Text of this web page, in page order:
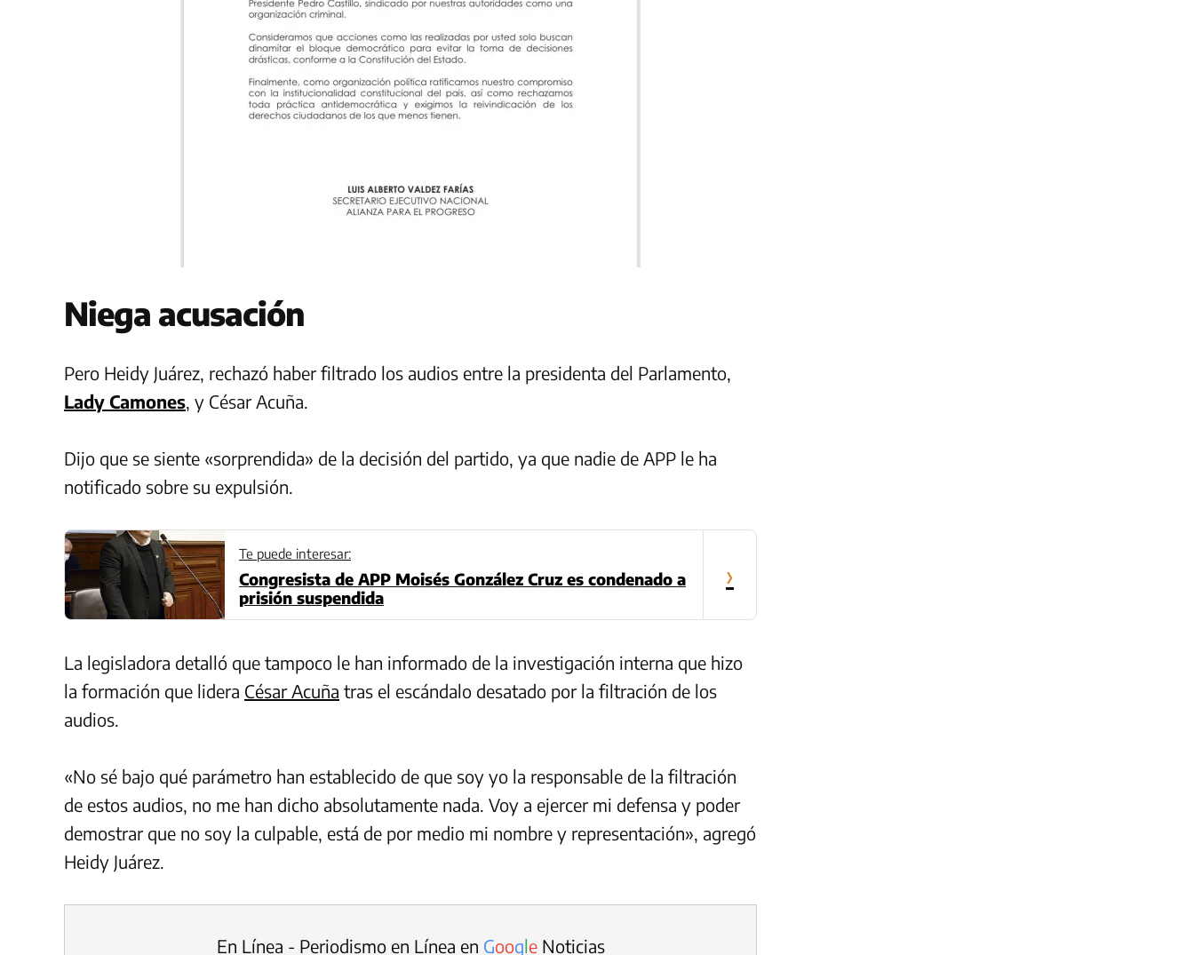
Niega acusación
Pero Heidy Juárez, rechazó haber filtrado los audios entre la presidenta del Parlamento,
Lady Camones, y César Acuña.
Dijo que se siente «sorprendida» de la decisión del partido, ya que nadie de APP le ha
notificado sobre su expulsión.
Te puede interesar:
Congresista de APP Moisés González Cruz es condenado a
prisión suspendida
›
La legisladora detalló que tampoco le han informado de la investigación interna que hizo
la formación que lidera César Acuña tras el escándalo desatado por la filtración de los
audios.
«No sé bajo qué parámetro han establecido de que soy yo la responsable de la filtración
de estos audios, no me han dicho absolutamente nada. Voy a ejercer mi defensa y poder
demostrar que no soy la culpable, está de por medio mi nombre y representación», agregó
Heidy Juárez.
En Línea - Periodismo en Línea en GoogleNoticias